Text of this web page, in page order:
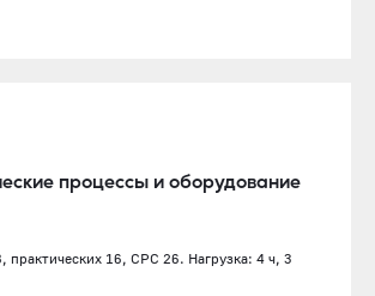
процессы и оборудование
практических 16, СРС 26. Нагрузка: 4 ч, 3